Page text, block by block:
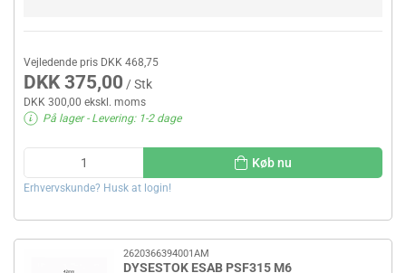
Vejledende pris DKK 468,75
DKK 375,00 / Stk
DKK 300,00 ekskl. moms
På lager- Levering: 1-2 dage
Køb nu
Erhvervskunde? Husk at login!
2620366394001AM
DYSESTOK ESAB PSF315 M6